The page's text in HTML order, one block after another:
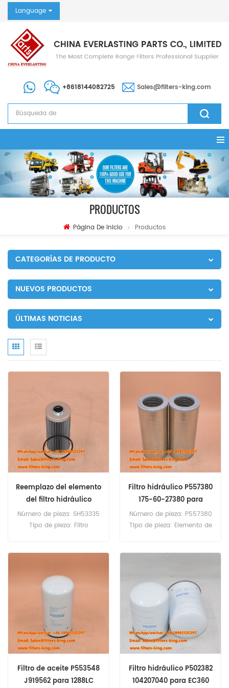
Language
+8618144082725 Sales@filters-king.com
PRODUCTOS
Página De Inicio Productos
CATEGORÍAS DE PRODUCTO
NUEVOS PRODUCTOS
ÚLTIMAS NOTICIAS
Reemplazo del elemento
del filtro hidráulico
SH53335
Número de pieza: SH53335
Tipo de pieza: Filtro
Filtro hidráulico P557380
175-60-27380 para
D275A-2
Número de pieza: P557380
Tipo de pieza: Elemento de
Filtro hidráulico Referencia
cruzada 175-60-27380 Uso
para Komatsu D155 D275A-
2 D275A-2 D50A D50P
D50PL D50S16 D60PL
D65E12 PC160 PC1600-1.
Filtro de aceite P553548
J919562 para 1288LC
Filtro hidráulico P502382
104207040 para EC360